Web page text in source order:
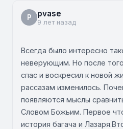
P pvase
9 лет назад
Всегда было интересно
неверующим. Но после
спас и воскресил к новой
рассазам изменилось.
появляются мыслы
Словом Божьим. Первое
история багача и